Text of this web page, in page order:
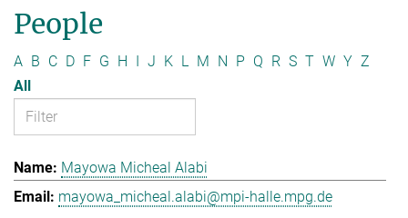
People
A B C D F G H I J K L M N P Q R S T W Y Z
All
Mayowa Micheal Alabi
mayowa_micheal.alabi@mpi-halle.mpg.de